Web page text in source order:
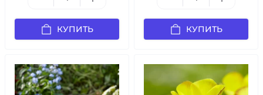
КУПИТЬ КУПИТЬ